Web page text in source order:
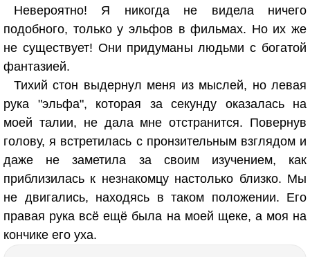
Невероятно! Я никогда не видела ничего
подобного, только у эльфов в фильмах. Но их же
не существует! Они придуманы людьми с богатой
фантазией.
Тихий стон выдернул меня из мыслей, но левая
рука "эльфа", которая за секунду оказалась на
моей талии, не дала мне отстранится. Повернув
голову, я встретилась с пронзительным взглядом и
даже не заметила за своим изучением, как
приблизилась к незнакомцу настолько близко. Мы
не двигались, находясь в таком положении. Его
правая рука всё ещё была на моей щеке, а моя на
кончике его уха.